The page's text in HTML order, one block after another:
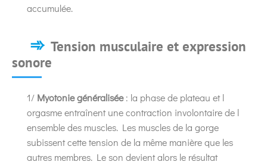
accumulée.
Tension musculaire et expression
sonore
1/ Myotonie généralisée: la phase de plateau et l
orgasme entraînent une contraction involontaire de l
ensemble des muscles. Les muscles de la gorge
subissent cette tension de la même manière que les
autres membres. Le son devient alors le résultat